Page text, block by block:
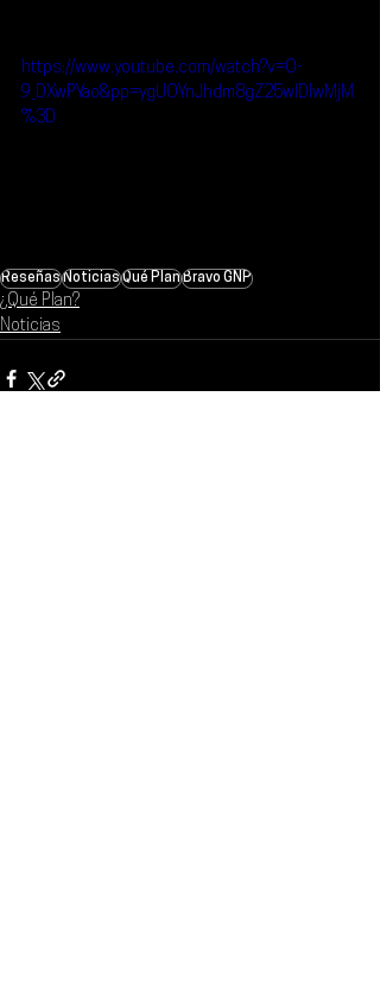
https://www.youtube.com/watch?v=O-
9_DXwPYao&pp=ygUOYnJhdm8gZ25wIDIwMjM
%3D
ReseñasNoticiasQué PlanBravo GNP
¿Qué Plan?
Noticias